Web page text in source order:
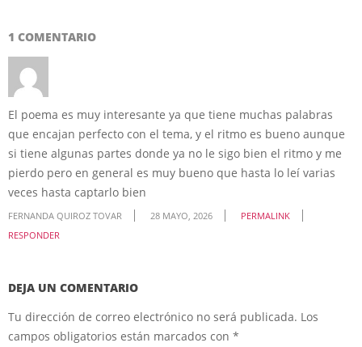
1 COMENTARIO
El poema es muy interesante ya que tiene muchas palabras
que encajan perfecto con el tema, y el ritmo es bueno aunque
si tiene algunas partes donde ya no le sigo bien el ritmo y me
pierdo pero en general es muy bueno que hasta lo leí varias
veces hasta captarlo bien
FERNANDA QUIROZ TOVAR 28 MAYO, 2026
PERMALINK
RESPONDER
DEJA UN COMENTARIO
Tu dirección de correo electrónico no será publicada. Los
campos obligatorios están marcados con *